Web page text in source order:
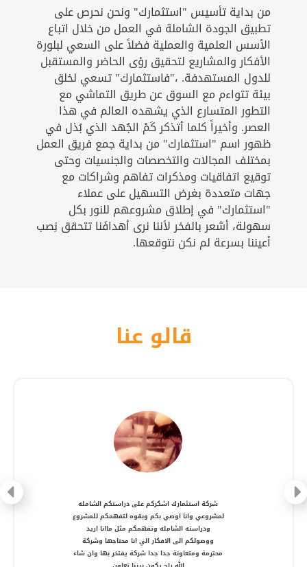
من بداية تأسيس "استثمارك" ونحن نحرص على
تطبيق الجودة الشاملة في العمل من خلال اتباع
الأسس العلمية والعملية فضلاً على السعي لبلورة
الأفكار والمشاريع لتحقيق رؤى الحاضر والمستقبل
للدول المستهدفة. ،"فاستثمارك" تسعي لخلق
بيئة تتواءم مع السوق عن طريق التماشي مع
التطور المتسارع الذي يشهده العالم في هذا
العصر. وأخيراً كلما أتذكر كَمْ الجُهد الذي بُذل في
ظهور اسم "استثمارك" من بداية جمع فريق العمل
بمختلف المجالات والتخصصات والجنسيات وحتى
توقيع اتفاقيات ومذكرات تفاهم وشراكات مع
جهات متعددة بغرض التسهيل على عملاء
"استثمارك" في إطلاق مشروعهم للنور بكل
سهولة، أشعر بالفخر لأننا نرى أهدافَنا تتحقق نِصب
أعيننا بسرعة لم نكن نتوقعها.
قالو عنا
شركة متعاونة، انصح بالتعامل معها ، شكرا أستاذ
أمير